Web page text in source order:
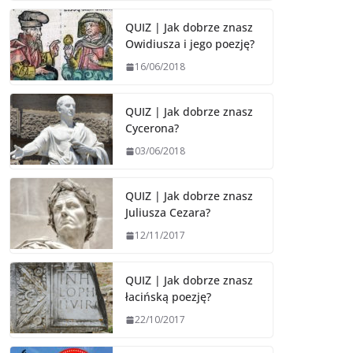
QUIZ | Jak dobrze znasz
Owidiusza i jego poezję?
16/06/2018
QUIZ | Jak dobrze znasz
Cycerona?
03/06/2018
QUIZ | Jak dobrze znasz
Juliusza Cezara?
12/11/2017
QUIZ | Jak dobrze znasz
łacińską poezję?
22/10/2017